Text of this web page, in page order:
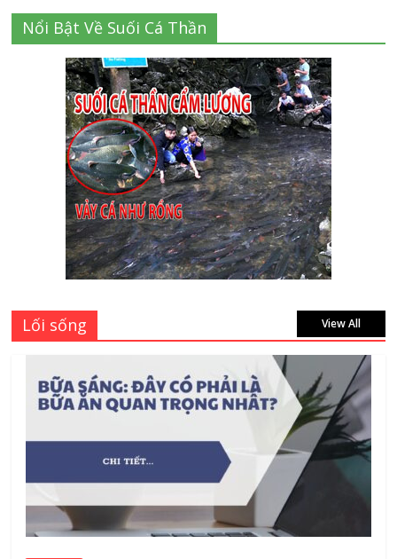
Cập nhật mới nhất: Vở học sinh 96 trang
giá bao nhiêu tại 3 đại lý lớn có tiếng ở
Tphcm hiện nay?
July 9, 2026
Thành Long – Số 1 về dịch vụ sửa cửa
kính Quận 1 Tphcm tận nhà uy tín, giá rẻ
June 30, 2026
Mách bạn 7 địa chỉ sửa cửa nhôm kính
Tân Phú Tphcm tận nơi giá rẻ, uy tín
nhất hiện nay
August 5, 2026
Nổi Bật Về Suối Cá Thần
Lối sống View All